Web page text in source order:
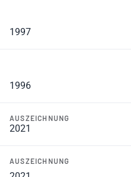
1997
1996
AUSZEICHNUNG
2021
AUSZEICHNUNG